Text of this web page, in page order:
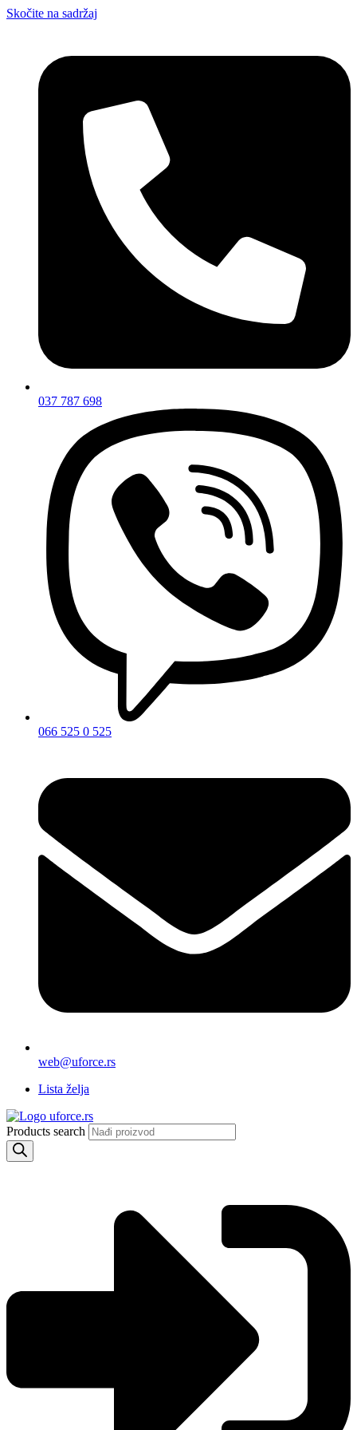
Skočite na sadržaj
037 787 698
066 525 0 525
web@uforce.rs
Lista želja
Products search